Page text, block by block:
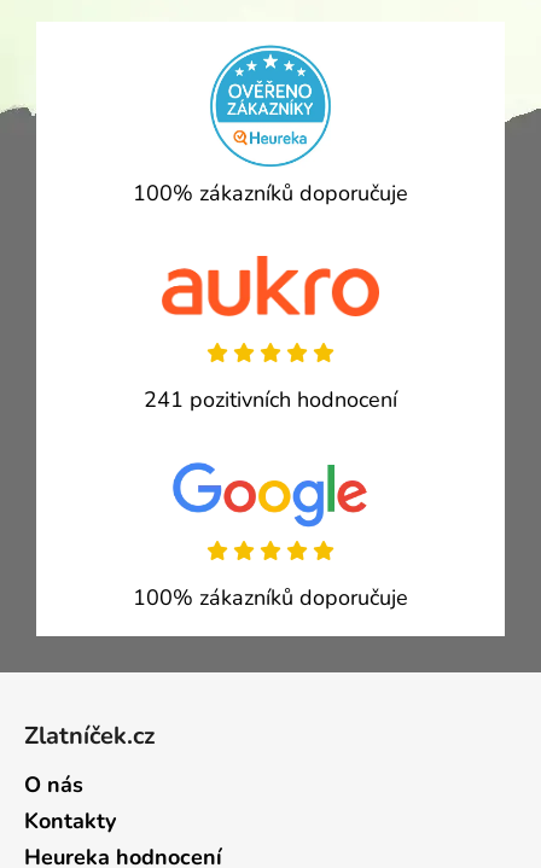
100% zákazníků doporučuje
241 pozitivních hodnocení
100% zákazníků doporučuje
Zlatníček.cz
O nás
Kontakty
Heureka hodnocení